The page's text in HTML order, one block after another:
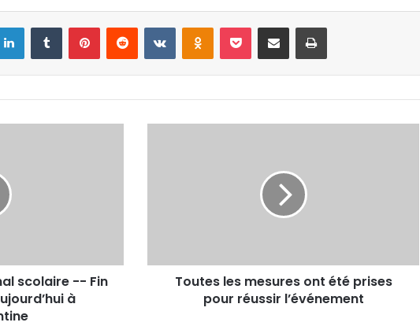
LinkedinTumblr PinterestReddit VKontakteOdnoklassniki
Pocket Partager par email Imprimer
scolaire -- Fin
à
l’événement
Toutes les mesures ont été prises
pour réussir l’événement